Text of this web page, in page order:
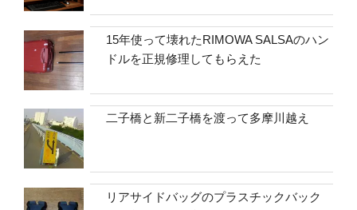
15年使って壊れたRIMOWA SALSAのハン
ドルを正規修理してもらえた
二子橋と新二子橋を渡って多摩川越え
リアサイドバッグのプラスチックバック